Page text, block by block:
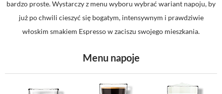
bardzo proste. Wystarczy z menu wyboru wybrać wariant napoju, by
już po chwili cieszyć się bogatym, intensywnym i prawdziwie
włoskim smakiem Espresso w zaciszu swojego mieszkania.
Menu napoje